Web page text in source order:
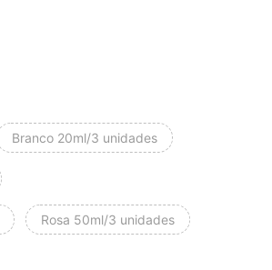
Branco 20ml/3 unidades
Rosa 50ml/3 unidades